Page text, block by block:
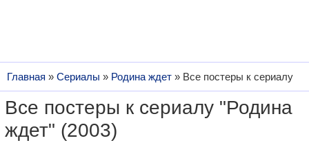
Главная » Сериалы » Родина ждет » Все постеры к сериалу
Все постеры к сериалу "Родина
ждет" (2003)